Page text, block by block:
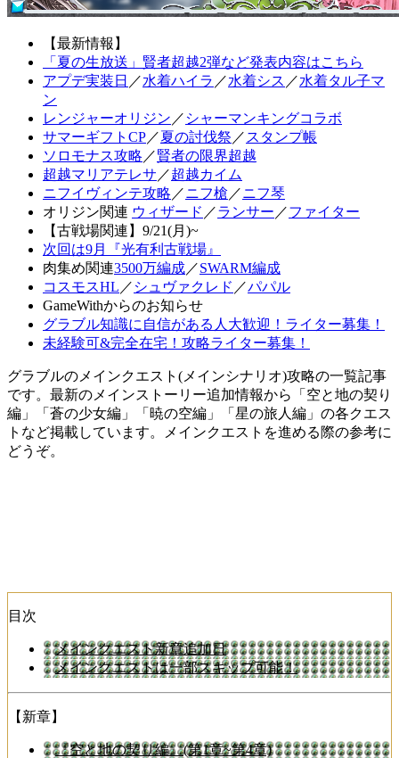
【最新情報】
「夏の生放送」賢者超越2弾など発表内容はこちら
アプデ実装日 ／水着ハイラ ／水着シス ／水着タル子マ
ン
レンジャーオリジン ／ シャーマンキングコラボ
サマーギフトCP／夏の討伐祭 ／ スタンプ帳
ソロモナス攻略 ／賢者の限界超越
超越マリアテレサ ／超越カイム
ニフイヴィンテ攻略 ／ニフ槍 ／ニフ琴
オリジン関連 ウィザード ／ランサー ／ファイター
【古戦場関連】9/21(月)~
次回は9月『光有利古戦場』
肉集め関連3500万編成／SWARM編成
コスモスHL ／ シュヴァクレド ／パパル
GameWithからのお知らせ
グラブル知識に自信がある人大歓迎！ライター募集！
未経験可&完全在宅！攻略ライター募集！
グラブルのメインクエスト(メインシナリオ)攻略の一覧記事
です。最新のメインストーリー追加情報から「空と地の契り
編」「蒼の少女編」「暁の空編」「星の旅人編」の各クエス
トなど掲載しています。メインクエストを進める際の参考に
どうぞ。
目次
メインクエスト新章追加日
メインクエストは一部スキップ可能！
【新章】
『空と地の契り編』(第1章~第4章)